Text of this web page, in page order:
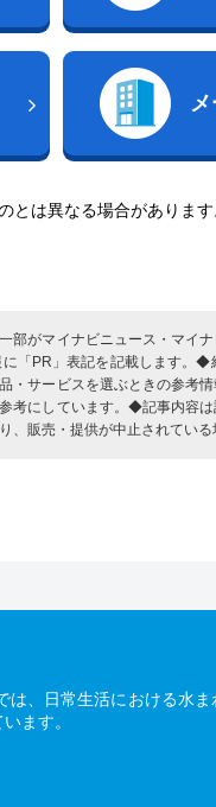
は異なる場合があります
部がマイナビニュース・マイ
「PR」表記を記載します。
・サービスを選ぶときの参考
考にしています。◆記事内容
販売・提供が中止されている
、日常生活における水
ます。